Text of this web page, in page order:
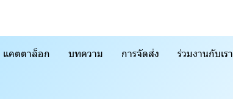
แคตตาล็อก บทความ การจัดส่ง ร่วมงานกับเรา